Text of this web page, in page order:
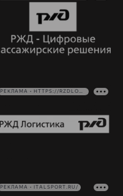
РЕКЛАМА • HTTPS://RZDLOG.RU/
РЕКЛАМА • ITALSPORT.RU/